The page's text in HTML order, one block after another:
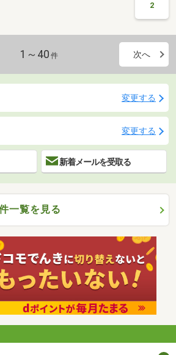
2
1～40 件 次へ
変更する
変更する
新着メールを受取る
一覧を見る